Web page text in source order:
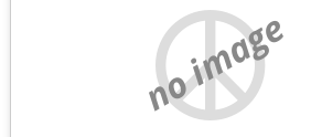
no image